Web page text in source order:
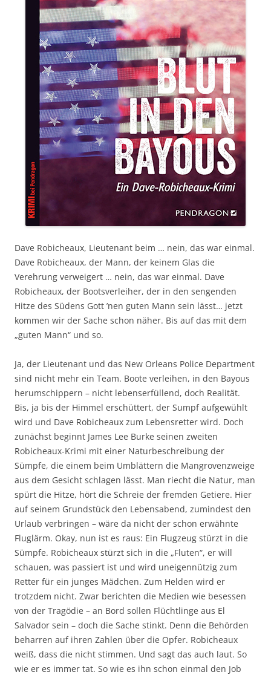
Dave Robicheaux, Lieutenant beim … nein, das war einmal.
Dave Robicheaux, der Mann, der keinem Glas die
Verehrung verweigert … nein, das war einmal. Dave
Robicheaux, der Bootsverleiher, der in den sengenden
Hitze des Südens Gott ’nen guten Mann sein lässt… jetzt
kommen wir der Sache schon näher. Bis auf das mit dem
„guten Mann“ und so.
Ja, der Lieutenant und das New Orleans Police Department
sind nicht mehr ein Team. Boote verleihen, in den Bayous
herumschippern – nicht lebenserfüllend, doch Realität.
Bis, ja bis der Himmel erschüttert, der Sumpf aufgewühlt
wird und Dave Robicheaux zum Lebensretter wird. Doch
zunächst beginnt James Lee Burke seinen zweiten
Robicheaux-Krimi mit einer Naturbeschreibung der
Sümpfe, die einem beim Umblättern die Mangrovenzweige
aus dem Gesicht schlagen lässt. Man riecht die Natur, man
spürt die Hitze, hört die Schreie der fremden Getiere. Hier
auf seinem Grundstück den Lebensabend, zumindest den
Urlaub verbringen – wäre da nicht der schon erwähnte
Fluglärm. Okay, nun ist es raus: Ein Flugzeug stürzt in die
Sümpfe. Robicheaux stürzt sich in die „Fluten“, er will
schauen, was passiert ist und wird uneigennützig zum
Retter für ein junges Mädchen. Zum Helden wird er
trotzdem nicht. Zwar berichten die Medien wie besessen
von der Tragödie – an Bord sollen Flüchtlinge aus El
Salvador sein – doch die Sache stinkt. Denn die Behörden
beharren auf ihren Zahlen über die Opfer. Robicheaux
weiß, dass die nicht stimmen. Und sagt das auch laut. So
wie er es immer tat. So wie es ihn schon einmal den Job